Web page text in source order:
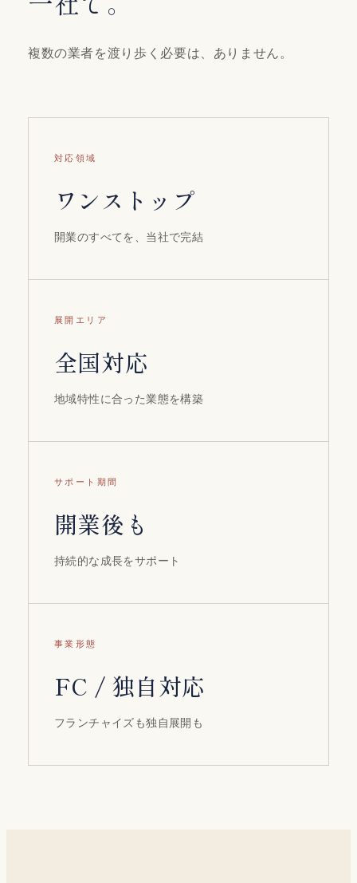
複数の業者を渡り歩く必要は、ありません。
対応領域
ワンストップ
開業のすべてを、当社で完結
展開エリア
全国対応
地域特性に合った業態を構築
サポート期間
開業後も
持続的な成長をサポート
事業形態
FC / 独自対応
フランチャイズも独自展開も